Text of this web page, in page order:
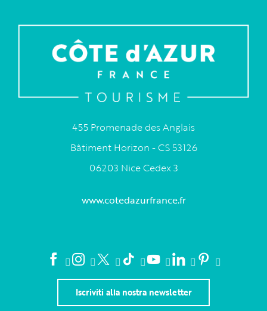
455 Promenade des Anglais
Bâtiment Horizon - CS 53126
06203 Nice Cedex 3
www.cotedazurfrance.fr
Iscriviti alla nostra newsletter